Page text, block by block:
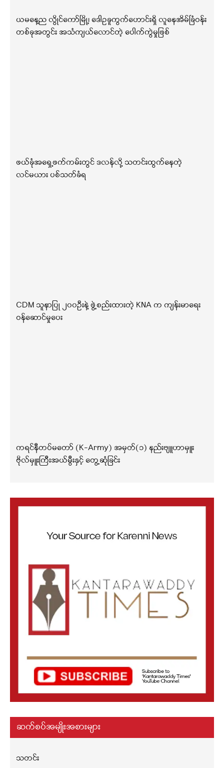
ယမနေ့ည လွိုင်ကော်မြို့၊ ဒေါဥခူကွက်ဟောင်းရှိ လူနေအိမ်ခြံဝန်း
တစ်ခုအတွင်း အသံကျယ်လောင်တဲ့ ပေါက်ကွဲမှုဖြစ်
ဖယ်ခုံအရှေ့ဖက်ကမ်းတွင် ဒလန်လို့ သတင်းထွက်နေတဲ့
လင်မယား ပစ်သတ်ခံရ
CDM သူနာပြု ၂၀၀ဦးနဲ့ ဖွဲ့စည်းထားတဲ့ KNA က ကျန်းမာရေး
ဝန်ဆောင်မှုပေး
ကရင်နီတပ်မတော် (K-Army) အမှတ်(၁) နည်းဗျူဟာမှူး
ဗိုလ်မှူးကြီးအယ်မွီးနှင့် တွေ့ဆုံခြင်း
ဆက်စပ်အမျိုးအစားများ
သတင်း